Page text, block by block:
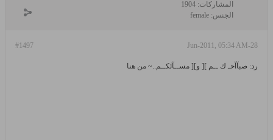
المشاركات: 1904
الجنس: female
#1497 28-Jun-2011, 05:34 AM
رد: صبآآحـ ك ــم ][ و][ مســآئكــم..~ من هنا